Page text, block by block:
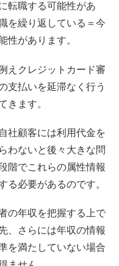
転職する可能性があ
を繰り返している＝今
性があります。
えクレジットカード審
支払いを延滞なく行う
きます。
社顧客には利用代金を
わないと後々大きな問
階でこれらの属性情報
る必要があるのです。
の年収を把握する上で
、さらには年収の情報
を満たしていない場合